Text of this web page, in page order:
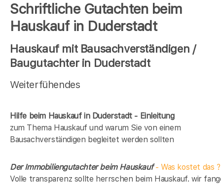
Schriftliche Gutachten beim
Hauskauf in Duderstadt
Hauskauf mit Bausachverständigen /
Baugutachter in Duderstadt
Weiterfühendes
Hilfe beim Hauskauf in Duderstadt - Einleitung
zum Thema Hauskauf und warum Sie von einem
Bausachverständigen begleitet werden sollten
Der Immobiliengutachter beim Hauskauf- Was kostet das ?
Volle transparenz sollte herrschen beim Hauskauf. wir